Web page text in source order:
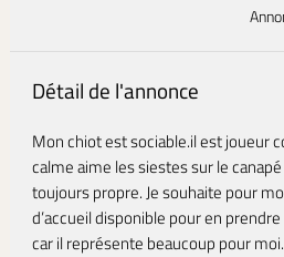
Détail de l'annonce
Mon chiot est sociable.il est joueur
calme aime les siestes sur le
toujours propre. Je souhaite pour
d’accueil disponible pour en
car il représente beaucoup pour moi.